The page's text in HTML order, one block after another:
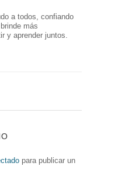
a todos, confiando
más
y aprender juntos.
para publicar un